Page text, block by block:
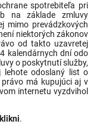
spotrebiteľa pri
na základe zmluvy
mimo prevádzkových
niektorých zákonov
od takto uzavretej
kalendárnych dní odo
o poskytnutí služby,
lehote odoslaný list o
má kupujúci aj v
internetu vyzdvihol
.